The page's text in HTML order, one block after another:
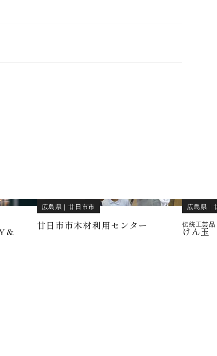
＆
広島県 ｜廿日市市
廿日市市木材利用センター
広島県 ｜
伝統工芸
けん玉